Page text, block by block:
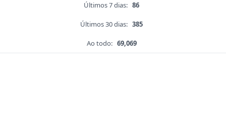
Últimos 7 dias: 86
Últimos 30 dias: 385
Ao todo: 69,069